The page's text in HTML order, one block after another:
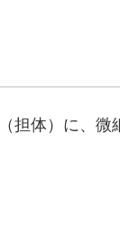
担体）に、微